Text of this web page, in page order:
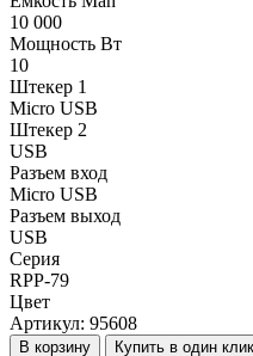
10 000
Мощность Вт
10
Штекер 1
Micro USB
Штекер 2
USB
Разъем вход
Micro USB
Разъем выход
USB
Серия
RPP-79
Цвет
Артикул: 95608
В корзину Купить в один клик